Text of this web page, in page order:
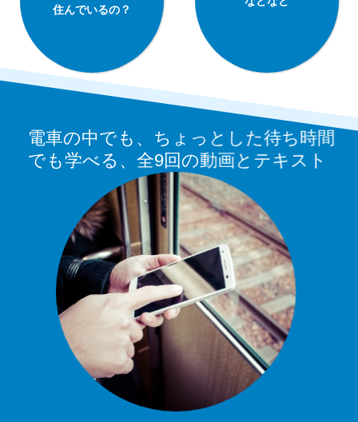
住んでいるの？
電車の中でも、ちょっとした待ち時間
でも学べる、全9回の動画とテキスト